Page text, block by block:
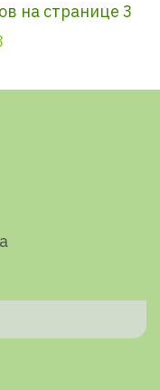
на странице 3